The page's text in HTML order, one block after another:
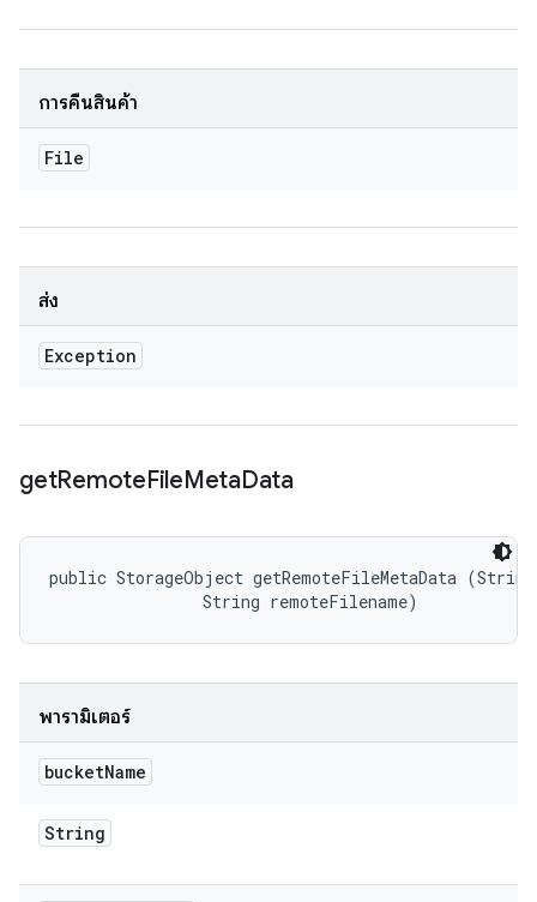
การคืนสินค้า
File
ส่ง
Exception
getRemoteFileMetaData
public StorageObject getRemoteFileMetaData
                String remoteFilename)
พารามิเตอร์
bucketName
String